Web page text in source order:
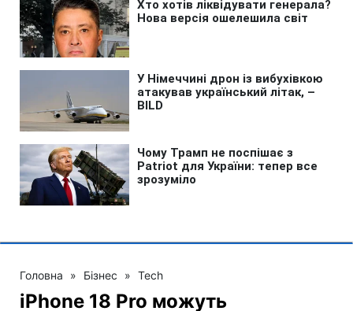
Головна » Бізнес » Tech
iPhone 18 Pro можуть